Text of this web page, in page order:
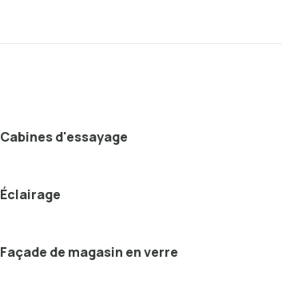
Cabines d'essayage
Éclairage
Façade de magasin en verre